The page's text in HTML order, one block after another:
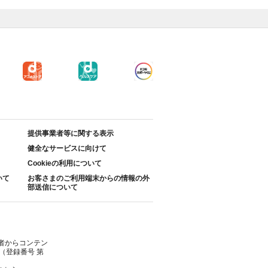
提供事業者等に関する表示
健全なサービスに向けて
Cookieの利用について
て
お客さまのご利用端末からの情報の外
部送信について
からコンテン
登録番号 第